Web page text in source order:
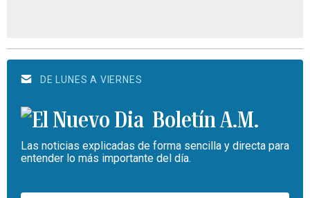
DE LUNES A VIERNES
Boletín A.M.
Las noticias explicadas de forma sencilla y directa para
entender lo más importante del día.